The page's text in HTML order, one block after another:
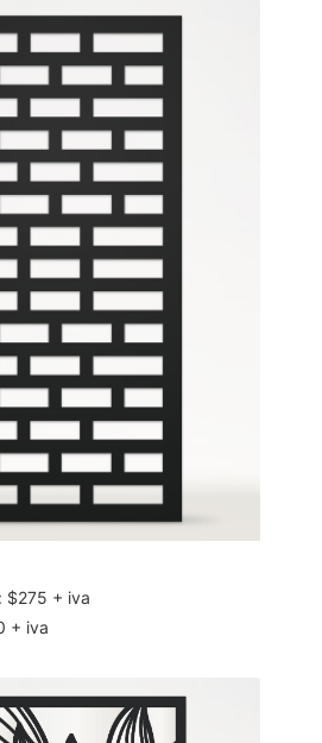
$275 + iva
+ iva